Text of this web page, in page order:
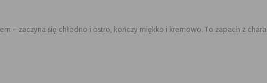
– zaczyna się chłodno i ostro, kończy miękko i kremowo. To zapach z